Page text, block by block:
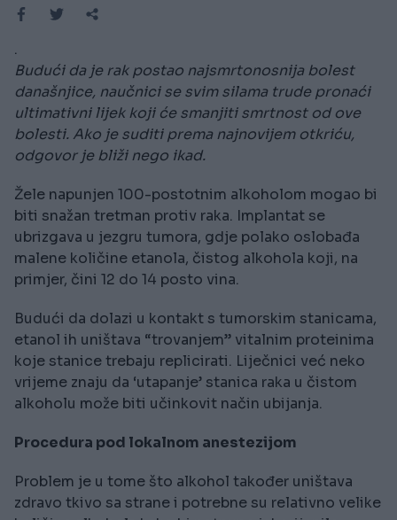
.
Budući da je rak postao najsmrtonosnija bolest
današnjice, naučnici se svim silama trude pronaći
ultimativni lijek koji će smanjiti smrtnost od ove
bolesti. Ako je suditi prema najnovijem otkriću,
odgovor je bliži nego ikad.
Žele napunjen 100-postotnim alkoholom mogao bi
biti snažan tretman protiv raka. Implantat se
ubrizgava u jezgru tumora, gdje polako oslobađa
malene količine etanola, čistog alkohola koji, na
primjer, čini 12 do 14 posto vina.
Budući da dolazi u kontakt s tumorskim stanicama,
etanol ih uništava “trovanjem” vitalnim proteinima
koje stanice trebaju replicirati. Liječnici već neko
vrijeme znaju da ‘utapanje’ stanica raka u čistom
alkoholu može biti učinkovit način ubijanja.
Procedura pod lokalnom anestezijom
Problem je u tome što alkohol također uništava
zdravo tkivo sa strane i potrebne su relativno velike